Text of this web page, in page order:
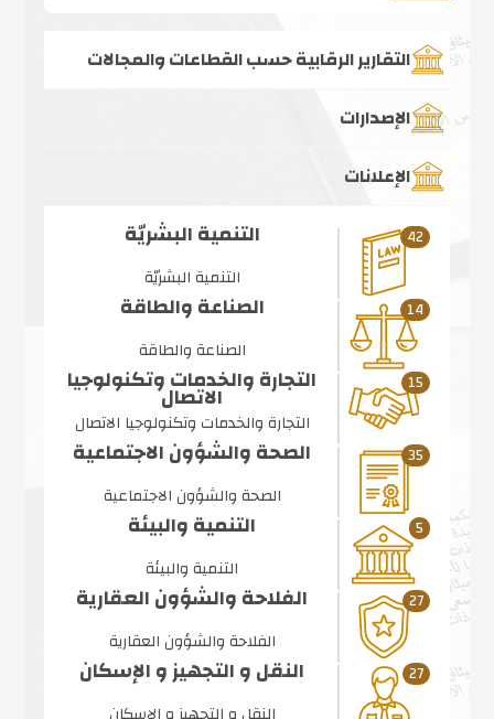
التقارير الرقابية حسب القطاعات والمجالات
الإصدارات
الإعلانات
42 التنمية البشريّة
التنمية البشريّة
14 الصناعة والطاقة
الصناعة والطاقة
15 التجارة والخدمات وتكنولوجيا
الاتصال
التجارة والخدمات وتكنولوجيا الاتصال
35 الصحة والشؤون الاجتماعية
الصحة والشؤون الاجتماعية
5 التنمية والبيئة
التنمية والبيئة
27 الفلاحة والشؤون العقارية
الفلاحة والشؤون العقارية
27 النقل و التجهيز و الإسكان